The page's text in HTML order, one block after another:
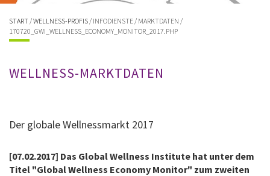
START/WELLNESS-PROFIS/ INFODIENSTE / MARKTDATEN /
170720_GWI_WELLNESS_ECONOMY_MONITOR_2017.PHP
WELLNESS-MARKTDATEN
Der globale Wellnessmarkt 2017
[07.02.2017] Das Global Wellness Institute hat unter dem
Titel "Global Wellness Economy Monitor" zum zweiten